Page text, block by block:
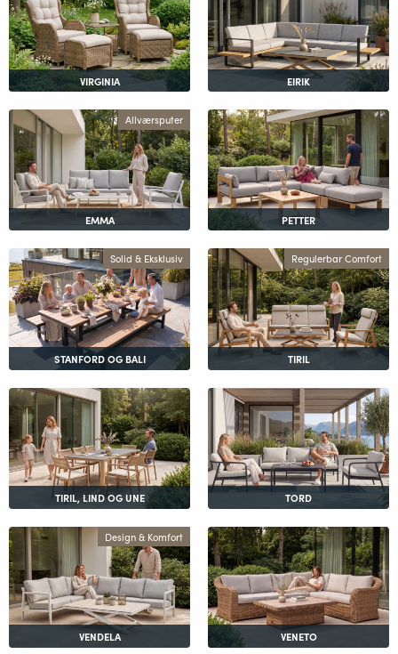
VIRGINIA EIRIK
Allværsputer
EMMA PETTER
Solid & Eksklusiv
STANFORD OG BALI
Regulerbar Comfort
TIRIL
TIRIL, LIND OG UNE TORD
Design & Komfort
VENDELA VENETO